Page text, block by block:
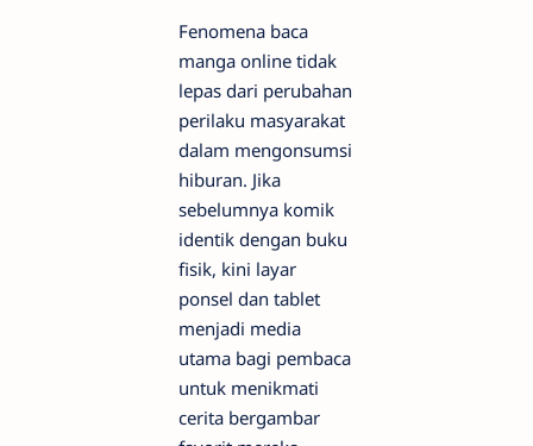
Fenomena baca
manga online tidak
lepas dari perubahan
perilaku masyarakat
dalam mengonsumsi
hiburan. Jika
sebelumnya komik
identik dengan buku
fisik, kini layar
ponsel dan tablet
menjadi media
utama bagi pembaca
untuk menikmati
cerita bergambar